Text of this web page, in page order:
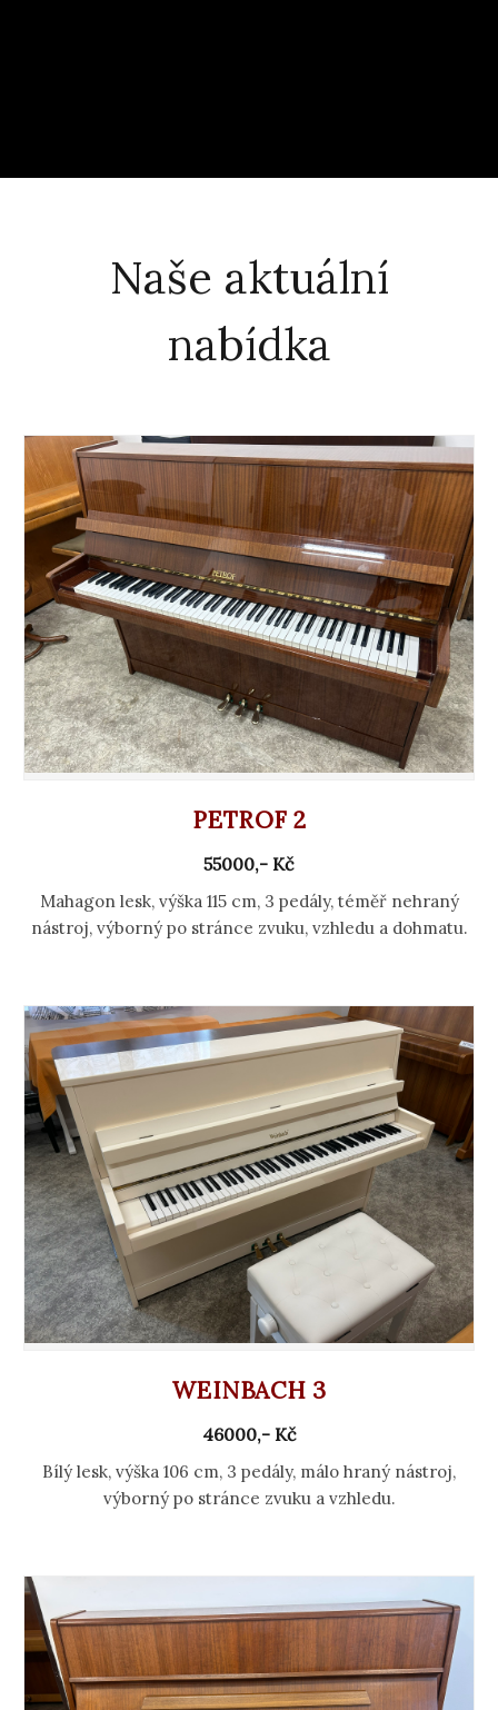
Naše aktuální
nabídka
PETROF 2
55000,- Kč
Mahagon lesk, výška 115 cm, 3 pedály, téměř nehraný
nástroj, výborný po stránce zvuku, vzhledu a dohmatu.
WEINBACH 3
46000,- Kč
Bílý lesk, výška 106 cm, 3 pedály, málo hraný nástroj,
výborný po stránce zvuku a vzhledu.